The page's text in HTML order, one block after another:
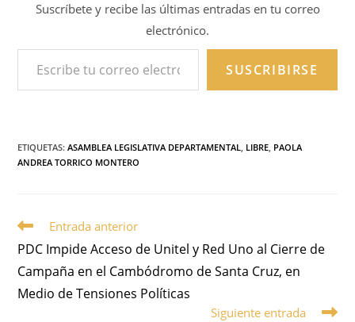
Suscríbete y recibe las últimas entradas en tu correo
electrónico.
SUSCRIBIRSE
ETIQUETAS:ASAMBLEA LEGISLATIVA DEPARTAMENTAL, LIBRE, PAOLA
ANDREA TORRICO MONTERO
Entrada anterior
PDC Impide Acceso de Unitel y Red Uno al Cierre de
Campaña en el Cambódromo de Santa Cruz, en
Medio de Tensiones Políticas
Siguiente entrada